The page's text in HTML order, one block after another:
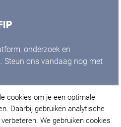
onderzoek en
Steun ons vandaag nog met
cookies om je een optimale
Daarbij gebruiken analytische
We gebruiken cookies